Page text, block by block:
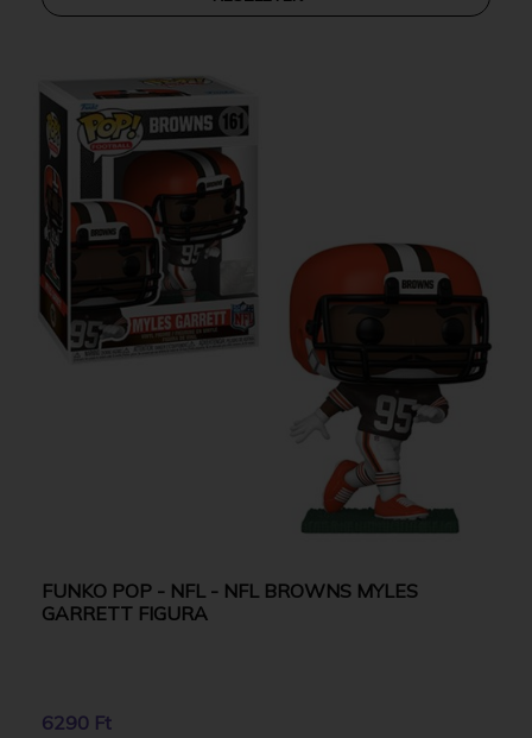
FUNKO POP - NFL - NFL BROWNS MYLES
GARRETT FIGURA
6290 Ft